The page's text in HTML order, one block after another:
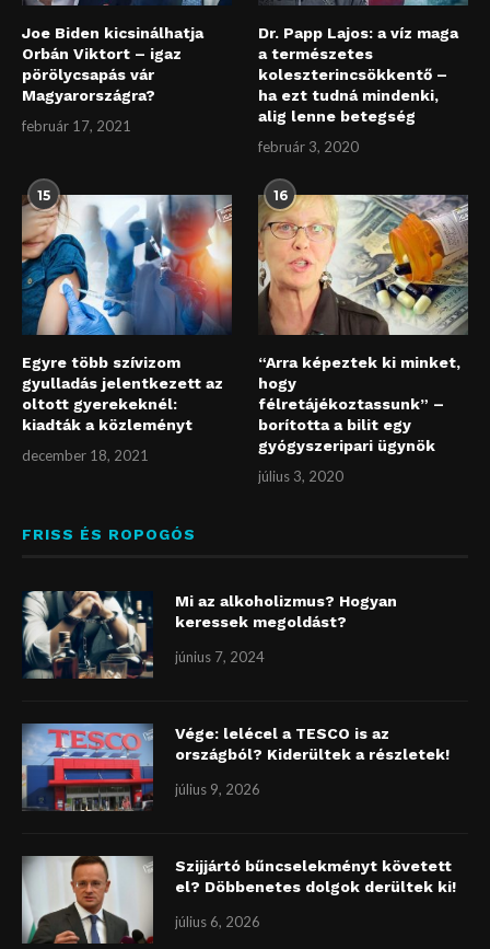
Joe Biden kicsinálhatja
Orbán Viktort – igaz
pörölycsapás vár
Magyarországra?
február 17, 2021
Dr. Papp Lajos: a víz maga
a természetes
koleszterincsökkentő –
ha ezt tudná mindenki,
alig lenne betegség
február 3, 2020
15
Egyre több szívizom
gyulladás jelentkezett az
oltott gyerekeknél:
kiadták a közleményt
december 18, 2021
16
“Arra képeztek ki minket,
hogy
félretájékoztassunk” –
borította a bilit egy
gyógyszeripari ügynök
július 3, 2020
FRISS ÉS ROPOGÓS
Mi az alkoholizmus? Hogyan
keressek megoldást?
június 7, 2024
Vége: lelécel a TESCO is az
országból? Kiderültek a részletek!
július 9, 2026
Szijjártó bűncselekményt követett
el? Döbbenetes dolgok derültek ki!
július 6, 2026